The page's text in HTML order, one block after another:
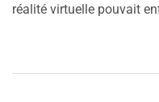
réalité virtuelle pouvait